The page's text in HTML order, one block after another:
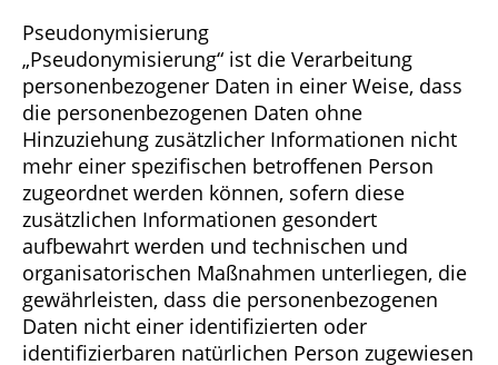
Pseudonymisierung
„Pseudonymisierung“ ist die Verarbeitung
personenbezogener Daten in einer Weise, dass
die personenbezogenen Daten ohne
Hinzuziehung zusätzlicher Informationen nicht
mehr einer spezifischen betroffenen Person
zugeordnet werden können, sofern diese
zusätzlichen Informationen gesondert
aufbewahrt werden und technischen und
organisatorischen Maßnahmen unterliegen, die
gewährleisten, dass die personenbezogenen
Daten nicht einer identifizierten oder
identifizierbaren natürlichen Person zugewiesen